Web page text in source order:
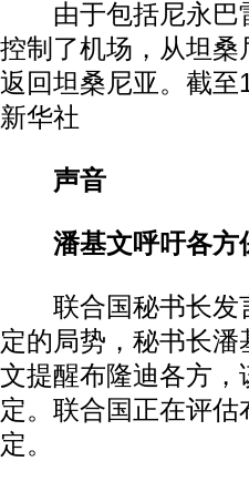
由于包括尼永巴
控制了机场，从坦
返回坦桑尼亚。截
新华社
声音
潘基文呼吁各方
联合国秘书长发
定的局势，秘书长
文提醒布隆迪各方
定。联合国正在评
定。